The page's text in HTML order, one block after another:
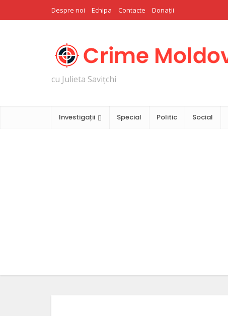
Despre noi Echipa Contacte Donații
cu Julieta Savițchi
Investigații Special Politic Social